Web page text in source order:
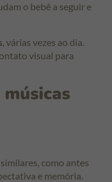
o bebê a seguir e
, várias vezes ao dia.
visual para
como antes
e memória.